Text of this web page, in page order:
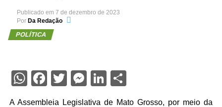
Publicado em 7 de dezembro de 2023
Por Da Redação
POLÍTICA
WhatsApp
Facebook
Twitter
Messenger
LinkedIn
Share
A Assembleia Legislativa de Mato Grosso, por meio da